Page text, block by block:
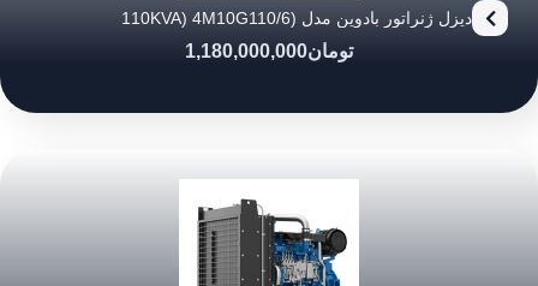
دیزل ژنراتور بادوین مدل (110KVA) 4M10G110/6
تومان1,180,000,000